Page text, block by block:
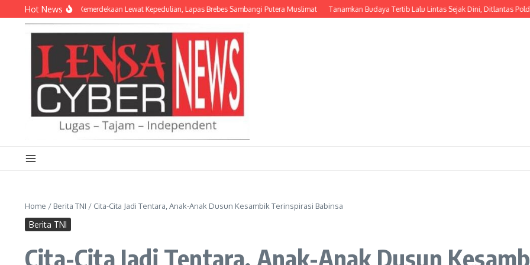
Lewati ke konten
Hot News
Semangat Kemerdekaan Lewat Kepedulian, Lapas Brebes Sambangi Putera Muslimat Tanamkan Budaya Tertib Lalu Lintas Sejak Dini, Ditlantas Polda
Home / Berita TNI / Cita-Cita Jadi Tentara, Anak-Anak Dusun Kesambik Terinspirasi Babinsa
Berita TNI
Cita-Cita Jadi Tentara, Anak-Anak Dusun